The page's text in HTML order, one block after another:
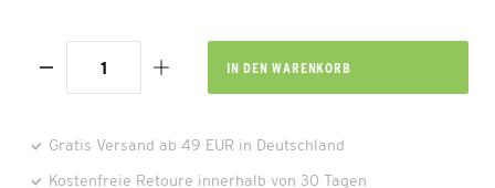
IN DEN WARENKORB
Gratis Versand ab 49 EUR in Deutschland
Kostenfreie Retoure innerhalb von 30 Tagen